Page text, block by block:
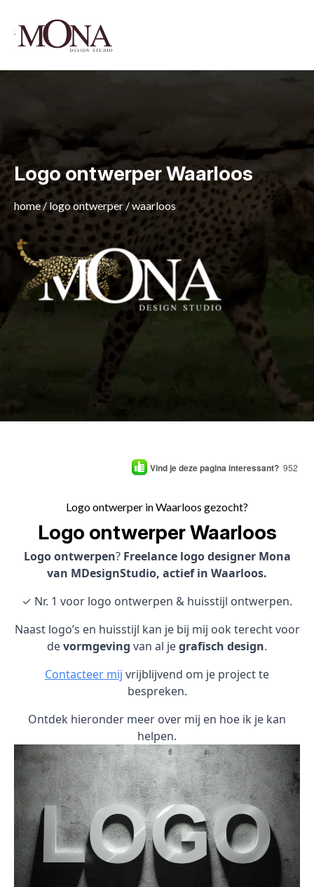
Logo ontwerper Waarloos
home/ logo ontwerper /waarloos
Vind je deze pagina interessant? 952
Logo ontwerper in Waarloos gezocht?
Logo ontwerper Waarloos
Logo ontwerpen? Freelance logo designer Mona
van MDesignStudio, actief in Waarloos.
✓ Nr. 1 voor logo ontwerpen & huisstijl ontwerpen.
Naast logo’s en huisstijl kan je bij mij ook terecht voor
devormgeving van al jegrafisch design.
Contacteer mij vrijblijvend om je project te
bespreken.
Ontdek hieronder meer over mij en hoe ik je kan
helpen.